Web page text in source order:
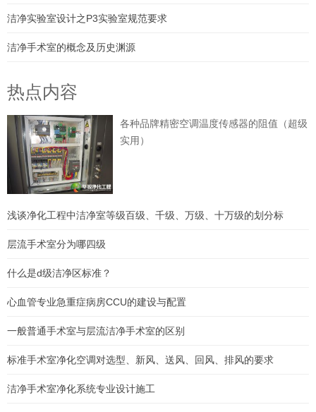
洁净实验室设计之P3实验室规范要求
洁净手术室的概念及历史渊源
热点内容
各种品牌精密空调温度传感器的阻值（超级
实用）
浅谈净化工程中洁净室等级百级、千级、万级、十万级的划分标
层流手术室分为哪四级
什么是d级洁净区标准？
心血管专业急重症病房CCU的建设与配置
一般普通手术室与层流洁净手术室的区别
标准手术室净化空调对选型、新风、送风、回风、排风的要求
洁净手术室净化系统专业设计施工